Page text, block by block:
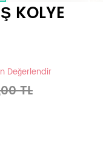
KOLYE
Değerlendir
TL